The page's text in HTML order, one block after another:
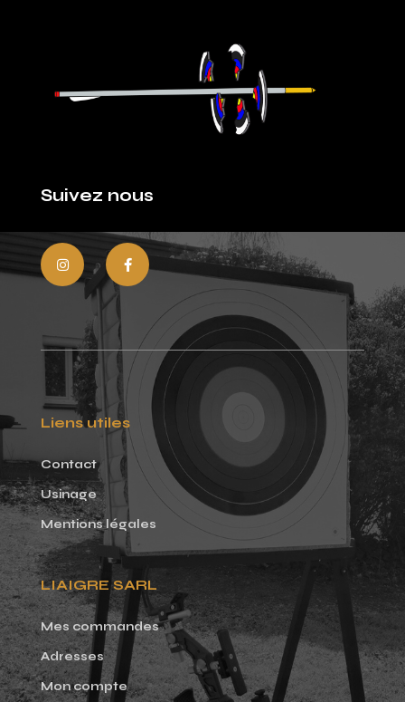
Suivez nous
Liens utiles
Contact
Usinage
Mentions légales
LIAIGRE SARL
Mes commandes
Adresses
Mon compte